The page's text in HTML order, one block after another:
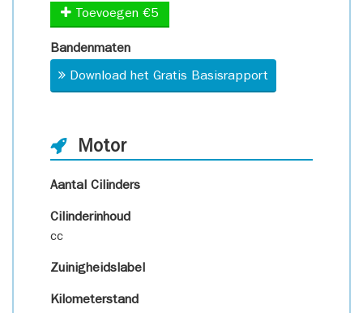
Toevoegen €5
Bandenmaten
Download het Gratis Basisrapport
Motor
Aantal Cilinders
Cilinderinhoud
cc
Zuinigheidslabel
Kilometerstand